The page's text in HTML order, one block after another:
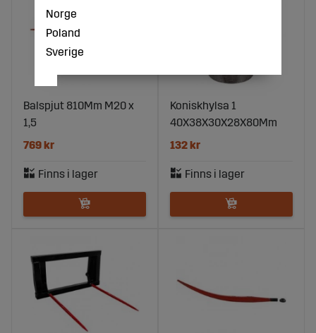
Balspjut 810Mm M20 x
1,5
769 kr
Koniskhylsa 1
40X38X30X28X80Mm
132 kr
Norge
Poland
Sverige